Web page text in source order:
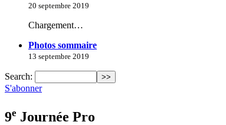
20 septembre 2019
Chargement…
Photos sommaire
13 septembre 2019
Search:
S'abonner
9e Journée Pro